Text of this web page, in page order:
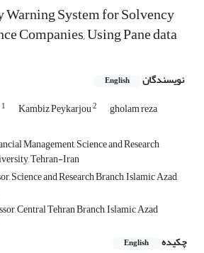
System for Solvency
Companies, Using Pane data
نویسندگان English
1 Kambiz Peykarjou2 gholam reza
Management, Science and Research
Tehran-Iran
Science and Research Branch, Islamic Azad
Central Tehran Branch, Islamic Azad
چکیده
English